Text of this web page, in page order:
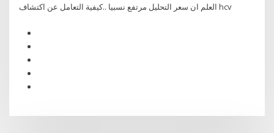
العلم ان سعر التحليل مرتفع نسبيا ..كيفية التعامل عن اكتشاف hcv